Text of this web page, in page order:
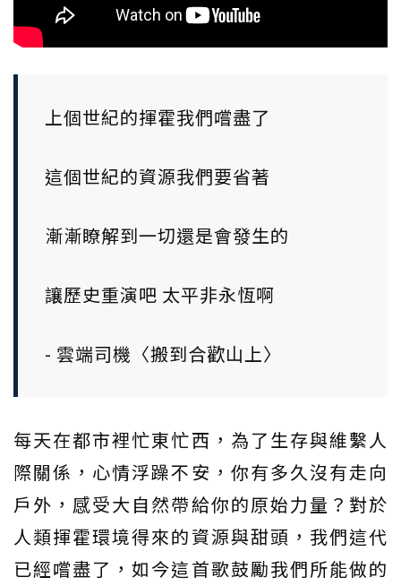
上個世紀的揮霍我們嚐盡了
這個世紀的資源我們要省著
漸漸瞭解到一切還是會發生的
讓歷史重演吧 太平非永恆啊
- 雲端司機〈搬到合歡山上〉
每天在都市裡忙東忙西，為了生存與維繫人
際關係，心情浮躁不安，你有多久沒有走向
戶外，感受大自然帶給你的原始力量？對於
人類揮霍環境得來的資源與甜頭，我們這代
已經嚐盡了，如今這首歌鼓勵我們所能做的